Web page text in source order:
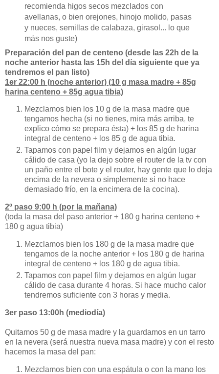
recomienda higos secos mezclados con
avellanas, o bien orejones, hinojo molido, pasas
y nueces, semillas de calabaza, girasol... lo que
más nos guste)
Preparación del pan de centeno (desde las 22h de la
noche anterior hasta las 15h del día siguiente que ya
tendremos el pan listo)
1er 22:00 h (noche anterior) (10 g masa madre + 85g
harina centeno + 85g agua tibia)
Mezclamos bien los 10 g de la masa madre que
tengamos hecha (si no tienes, mira más arriba, te
explico cómo se prepara ésta) + los 85 g de harina
integral de centeno + los 85 g de agua tibia.
Tapamos con papel film y dejamos en algún lugar
cálido de casa (yo la dejo sobre el router de la tv con
un paño entre el bote y el router, hay gente que lo deja
encima de la nevera o simplemente si no hace
demasiado frío, en la encimera de la cocina).
2º paso 9:00 h (por la mañana)
(toda la masa del paso anterior + 180 g harina centeno +
180 g agua tibia)
Mezclamos bien los 180 g de la masa madre que
tengamos de la noche anterior + los 180 g de harina
integral de centeno + los 180 g de agua tibia.
Tapamos con papel film y dejamos en algún lugar
cálido de casa durante 4 horas. Si hace mucho calor
tendremos suficiente con 3 horas y media.
3er paso 13:00h (mediodía)
Quitamos 50 g de masa madre y la guardamos en un tarro
en la nevera (será nuestra nueva masa madre) y con el resto
hacemos la masa del pan:
Mezclamos bien con una espátula o con la mano los